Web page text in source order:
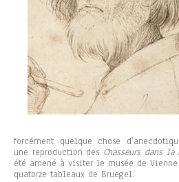
forcément quelque chose
une reproduction des Chasseurs dans la
été amené à visiter le musée de
quatorze tableaux de Bruegel.